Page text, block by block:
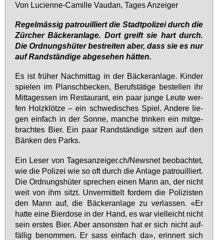
Von Lu­ci­en­ne-Ca­mil­le Vau­dan, Ta­ges An­zei­ger
Re­gel­mäs­sig pa­trouil­liert die Stadt­po­li­zei durch die
Zür­cher Bä­cker­an­la­ge. Dort greift sie hart durch.
Die Ord­nungs­hü­ter be­strei­ten aber, dass sie es nur
auf Rand­stän­di­ge ab­ge­se­hen hät­ten.
Es ist frü­her Nach­mit­tag in der Bä­cker­an­la­ge. Kin­der
spie­len im Plansch­be­cken, Be­rufs­tä­ti­ge be­stel­len ihr
Mit­tag­es­sen im Re­stau­rant, ein paar jun­ge Leu­te wer­
fen Holz­klöt­ze – ein schwe­di­sches Spiel. An­de­re lie­
gen ein­fach in der Son­ne, man­che trin­ken ein mit­ge­
brach­tes Bier. Ein paar Rand­stän­di­ge sit­zen auf den
Bän­ken des Parks.
Ein Le­ser von Ta­ges­an­zei­ger.ch/News­net be­ob­ach­tet,
wie die Po­li­zei wie so oft durch die An­la­ge pa­trouil­liert.
Die Ord­nungs­hü­ter spre­chen ei­nen Mann an, der nicht
weit von ihm sitzt. Un­ver­mit­telt for­dern die Po­li­zis­ten
den Mann auf, die Bä­cker­an­la­ge zu ver­las­sen. «Er
hat­te ei­ne Bier­do­se in der Hand, es war viel­leicht nicht
sein ers­tes Bier. Aber an­sons­ten hat er sich nicht auf­
fäl­lig be­nom­men. Er sass ein­fach da», er­in­nert sich